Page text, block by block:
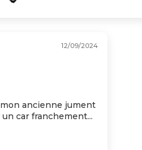
12/09/2024
mon ancienne jument
car franchement...